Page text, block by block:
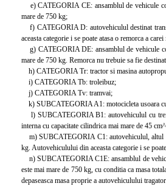
e) CATEGORIA CE: ansamblul de vehicule
mare de 750 kg;
f) CATEGORIA D: autovehiculul destinat
aceasta categorie i se poate atasa o remorca a
g) CATEGORIA DE: ansamblul de vehicule
mare de 750 kg. Remorca nu trebuie sa fie
h) CATEGORIA Tr: tractor si masina
i) CATEGORIA Tb: troleibuz;
j) CATEGORIA Tv: tramvai;
k) SUBCATEGORIA A1: motocicleta usoara cu
l) SUBCATEGORIA B1: autovehiculul cu trei
interna cu capacitate cilindrica mai mare de 45
m) SUBCATEGORIA C1: autovehiculul, altul
kg. Autovehiculului din aceasta categorie i se
n) SUBCATEGORIA C1E: ansamblul de
este mai mare de 750 kg, cu conditia ca masa
depaseasca masa proprie a autovehiculului